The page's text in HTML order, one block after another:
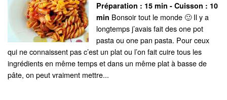
Préparation : 15 min - Cuisson : 10
min Bonsoir tout le monde 🙂 Il y a
longtemps j’avais fait des one pot
pasta ou one pan pasta. Pour ceux
qui ne connaissent pas c’est un plat ou l’on fait cuire tous les
ingrédients en même temps et dans un même plat à basse de
pâte, on peut vraiment mettre...